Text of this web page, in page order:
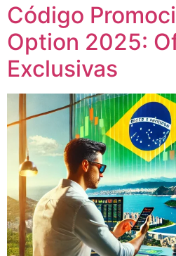
Código
Option 2025:
Exclusivas